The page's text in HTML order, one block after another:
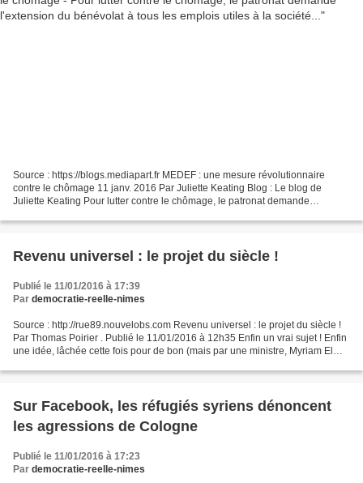
Source : https://blogs.mediapart.fr MEDEF : une mesure révolutionnaire
contre le chômage 11 janv. 2016 Par Juliette Keating Blog : Le blog de
Juliette Keating Pour lutter contre le chômage, le patronat demande
Revenu universel : le projet du siècle !
Publié le 11/01/2016 à 17:39
Par democratie-reelle-nimes
Source : http://rue89.nouvelobs.com Revenu universel : le projet du siècle !
Par Thomas Poirier . Publié le 11/01/2016 à 12h35 Enfin un vrai sujet ! Enfin
une idée, lâchée cette fois pour de bon (mais par une ministre, Myriam El
Sur Facebook, les réfugiés syriens dénoncent
les agressions de Cologne
Publié le 11/01/2016 à 17:23
Par democratie-reelle-nimes